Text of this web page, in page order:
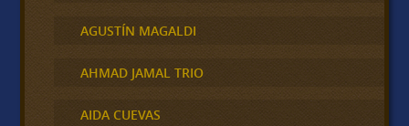
AGUSTÍN MAGALDI
AHMAD JAMAL TRIO
AIDA CUEVAS